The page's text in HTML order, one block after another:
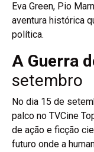
Eva Green, Pio
aventura histórica
política.
A Guerra
setembro
No dia 15 de
palco no TVCine
de ação e ficção
futuro onde a